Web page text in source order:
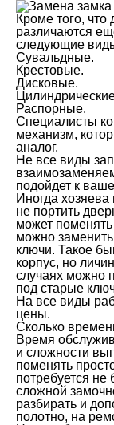
Кроме того,
различаются
следующие
Сувальдные.
Крестовые.
Дисковые.
Распорные.
Специалисты
механизм,
аналог.
Не все виды
подойдет к
Иногда хозяева
не портить
может поменять
можно заменить
ключи. Такое
корпус, но
случаях можно
под старые
На все виды
цены.
Сколько
Время
и сложности
поменять
потребуется
сложной
разбирать и
полотно, на